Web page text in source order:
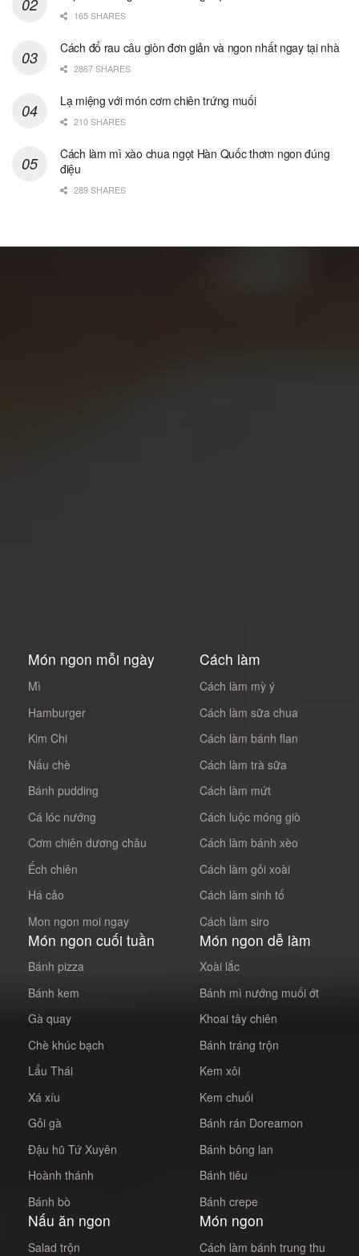
165 SHARES
Cách đổ rau câu giòn đơn giản và ngon nhất ngay tại nhà
2867 SHARES
Lạ miệng với món cơm chiên trứng muối
210 SHARES
Cách làm mì xào chua ngọt Hàn Quốc thơm ngon đúng
điệu
289 SHARES
Món ngon mỗi ngày
Mì
Hamburger
Kim Chi
Nấu chè
Bánh pudding
Cá lóc nướng
Cơm chiên dương châu
Ếch chiên
Há cảo
Mon ngon moi ngay
Cách làm
Cách làm mỳ ý
Cách làm sữa chua
Cách làm bánh flan
Cách làm trà sữa
Cách làm mứt
Cách luộc móng giò
Cách làm bánh xèo
Cách làm gỏi xoài
Cách làm sinh tố
Cách làm siro
Món ngon cuối tuần
Bánh pizza
Bánh kem
Gà quay
Chè khúc bạch
Lẩu Thái
Xá xíu
Gỏi gà
Đậu hũ Tứ Xuyên
Hoành thánh
Bánh bò
Món ngon dễ làm
Xoài lắc
Bánh mì nướng muối ớt
Khoai tây chiên
Bánh tráng trộn
Kem xôi
Kem chuối
Bánh rán Doreamon
Bánh bông lan
Bánh tiêu
Bánh crepe
Nấu ăn ngon
Salad trộn
Món ngon
Cách làm bánh trung thu